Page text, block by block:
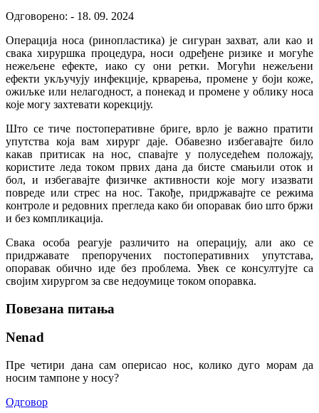
Одговорено: - 18. 09. 2024
Операција носа (ринопластика) је сигуран захват, али као и
свака хируршка процедура, носи одређене ризике и могуће
нежељене ефекте, иако су они ретки. Могући нежељени
ефекти укључују инфекције, крварења, промене у боји коже,
ожиљке или нелагодност, а понекад и промене у облику носа
које могу захтевати корекцију.
Што се тиче постоперативне бриге, врло је важно пратити
упутства која вам хирург даје. Обавезно избегавајте било
какав притисак на нос, спавајте у полуседећем положају,
користите леда током првих дана да бисте смањили оток и
бол, и избегавајте физичке активности које могу изазвати
повреде или стрес на нос. Такође, придржавајте се режима
контроле и редовних прегледа како би опоравак био што бржи
и без компликација.
Свака особа реагује различито на операцију, али ако се
придржавате препоручених постоперативних упутстава,
опоравак обично иде без проблема. Увек се консултујте са
својим хирургом за све недоумице током опоравка.
Повезана питања
Nenad
Пре четири дана сам оперисао нос, колико дуго морам да
носим тампоне у носу?
Одговор